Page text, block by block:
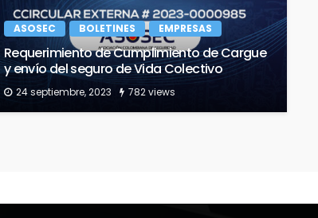
ASOSEC BOLETINES EMPRESAS
Requerimiento de Cumplimiento de Cargue
y envío del seguro de Vida Colectivo
24 septiembre, 2023 782 views